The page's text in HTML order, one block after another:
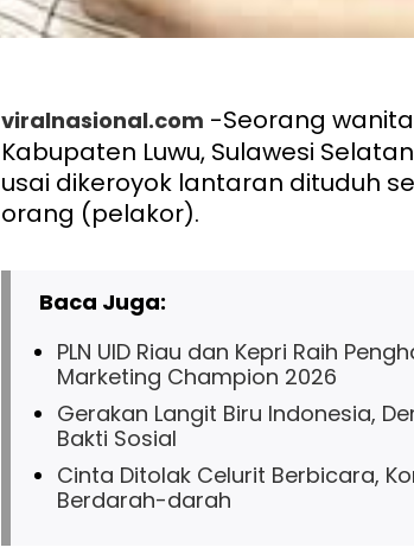
viralnasional.com -Seorang
Kabupaten Luwu, Sulawesi
usai dikeroyok lantaran dituduh
orang (pelakor).
Baca Juga:
PLN UID Riau dan Kepri Raih
Marketing Champion 2026
Gerakan Langit Biru Indonesia,
Bakti Sosial
Cinta Ditolak Celurit Berbicara,
Berdarah-darah